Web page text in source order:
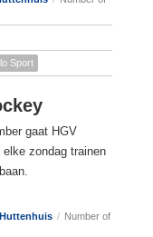
Sport
gaat HGV
zondag trainen
/ Number of